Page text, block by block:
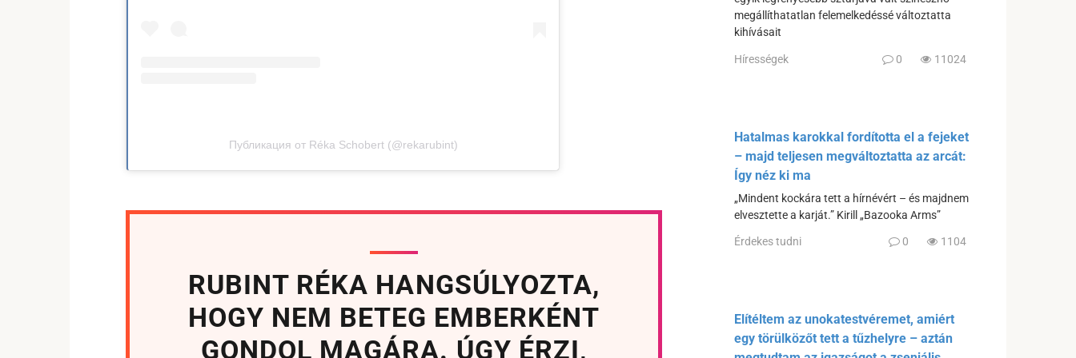
Публикация от Réka Schobert (@rekarubint)
RUBINT RÉKA HANGSÚLYOZTA,
HOGY NEM BETEG EMBERKÉNT
GONDOL MAGÁRA. ÚGY ÉRZI,
megállíthatatlan felemelkedéssé változtatta
kihívásait
Hírességek 0 11024
Hatalmas karokkal fordította el a fejeket
– majd teljesen megváltoztatta az arcát:
Így néz ki ma
„Mindent kockára tett a hírnévért – és majdnem
elvesztette a karját.” Kirill „Bazooka Arms”
Érdekes tudni 0 1104
Elítéltem az unokatestvéremet, amiért
egy törülközőt tett a tűzhelyre – aztán